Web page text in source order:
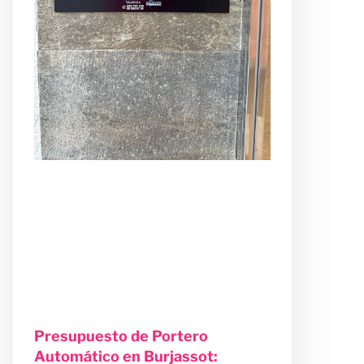
Presupuesto de Portero
Automático en Burjassot: